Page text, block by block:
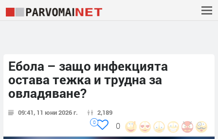
Ебола – защо инфекцията
остава тежка и трудна за
овладяване?
09:41, 11 юни 2026 г. 2,189
0
0